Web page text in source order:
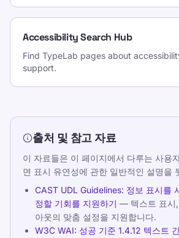
Accessibility Search Hub
Find TypeLab pages about
support.
출처 및 참고 자료
이 자료들은 이 페이지에서 다루는 사용
면 표시 유연성에 관한 일반적인 설명을
CAST UDL Guidelines: 정보 표시를
정할 기회를 지원하기 — 텍스트 표시,
아웃의 맞춤 설정을 지원합니다.
W3C WAI: 성공 기준 1.4.12 텍스트